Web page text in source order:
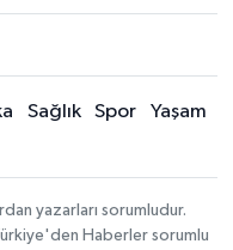
Sağlık Spor
Yaşam
yazarları sorumludur.
Haberler sorumlu